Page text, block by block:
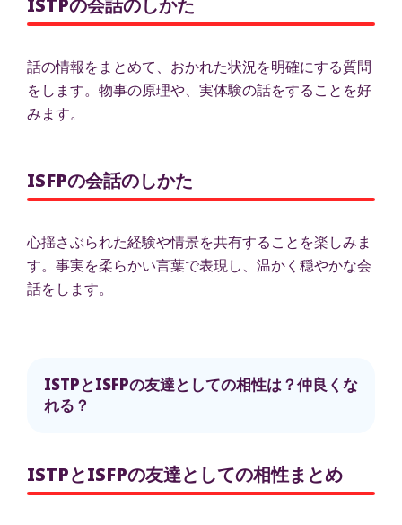
ISTPの会話のしかた
話の情報をまとめて、おかれた状況を明確にする質問
をします。物事の原理や、実体験の話をすることを好
みます。
ISFPの会話のしかた
心揺さぶられた経験や情景を共有することを楽しみま
す。事実を柔らかい言葉で表現し、温かく穏やかな会
話をします。
ISTPとISFPの友達としての相性は？仲良くな
れる？
ISTPとISFPの友達としての相性まとめ